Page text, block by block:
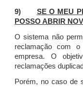
9) SE O MEU
POSSO ABRIR
O sistema não
reclamação com
empresa. O
reclamações
Porém, no caso de